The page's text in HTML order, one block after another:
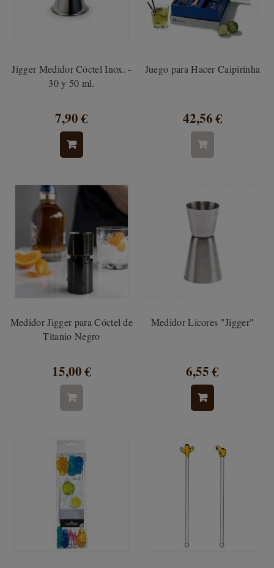
Jigger Medidor Cóctel Inox. -
30 y 50 ml.
7,90 €
Juego para Hacer Caipirinha
42,56 €
Medidor Jigger para Cóctel de
Titanio Negro
15,00 €
Medidor Licores "Jigger"
6,55 €